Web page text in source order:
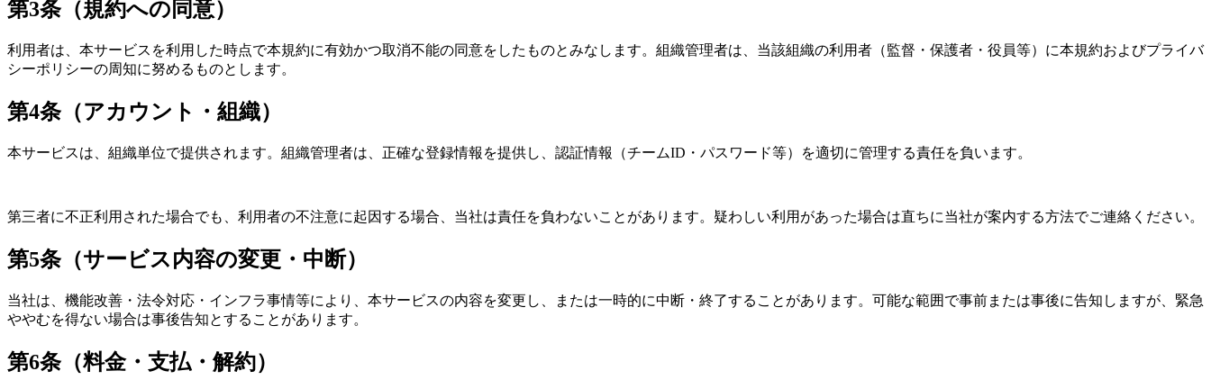
第3条（規約への同意）
利用者は、本サービスを利用した時点で本規約に有効かつ取消不能の同意をしたものとみなします。組織管理者は、当該組織の利用者（監督・保護者・役員等）に本規約およびプライバ
シーポリシーの周知に努めるものとします。
第4条（アカウント・組織）
本サービスは、組織単位で提供されます。組織管理者は、正確な登録情報を提供し、認証情報（チームID・パスワード等）を適切に管理する責任を負います。
第三者に不正利用された場合でも、利用者の不注意に起因する場合、当社は責任を負わないことがあります。疑わしい利用があった場合は直ちに当社が案内する方法でご連絡ください。
第5条（サービス内容の変更・中断）
当社は、機能改善・法令対応・インフラ事情等により、本サービスの内容を変更し、または一時的に中断・終了することがあります。可能な範囲で事前または事後に告知しますが、緊急
ややむを得ない場合は事後告知とすることがあります。
第6条（料金・支払・解約）